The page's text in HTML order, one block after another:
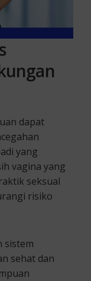
dapat
yang
vagina yang
seksual
risiko
sistem
sehat dan